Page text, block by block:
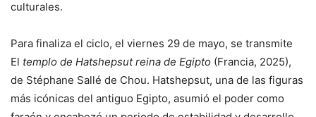
culturales.
Para finaliza el ciclo, el viernes 29 de mayo, se transmite
El templo de Hatshepsut reina de Egipto (Francia, 2025),
de Stéphane Sallé de Chou. Hatshepsut, una de las figuras
más icónicas del antiguo Egipto, asumió el poder como